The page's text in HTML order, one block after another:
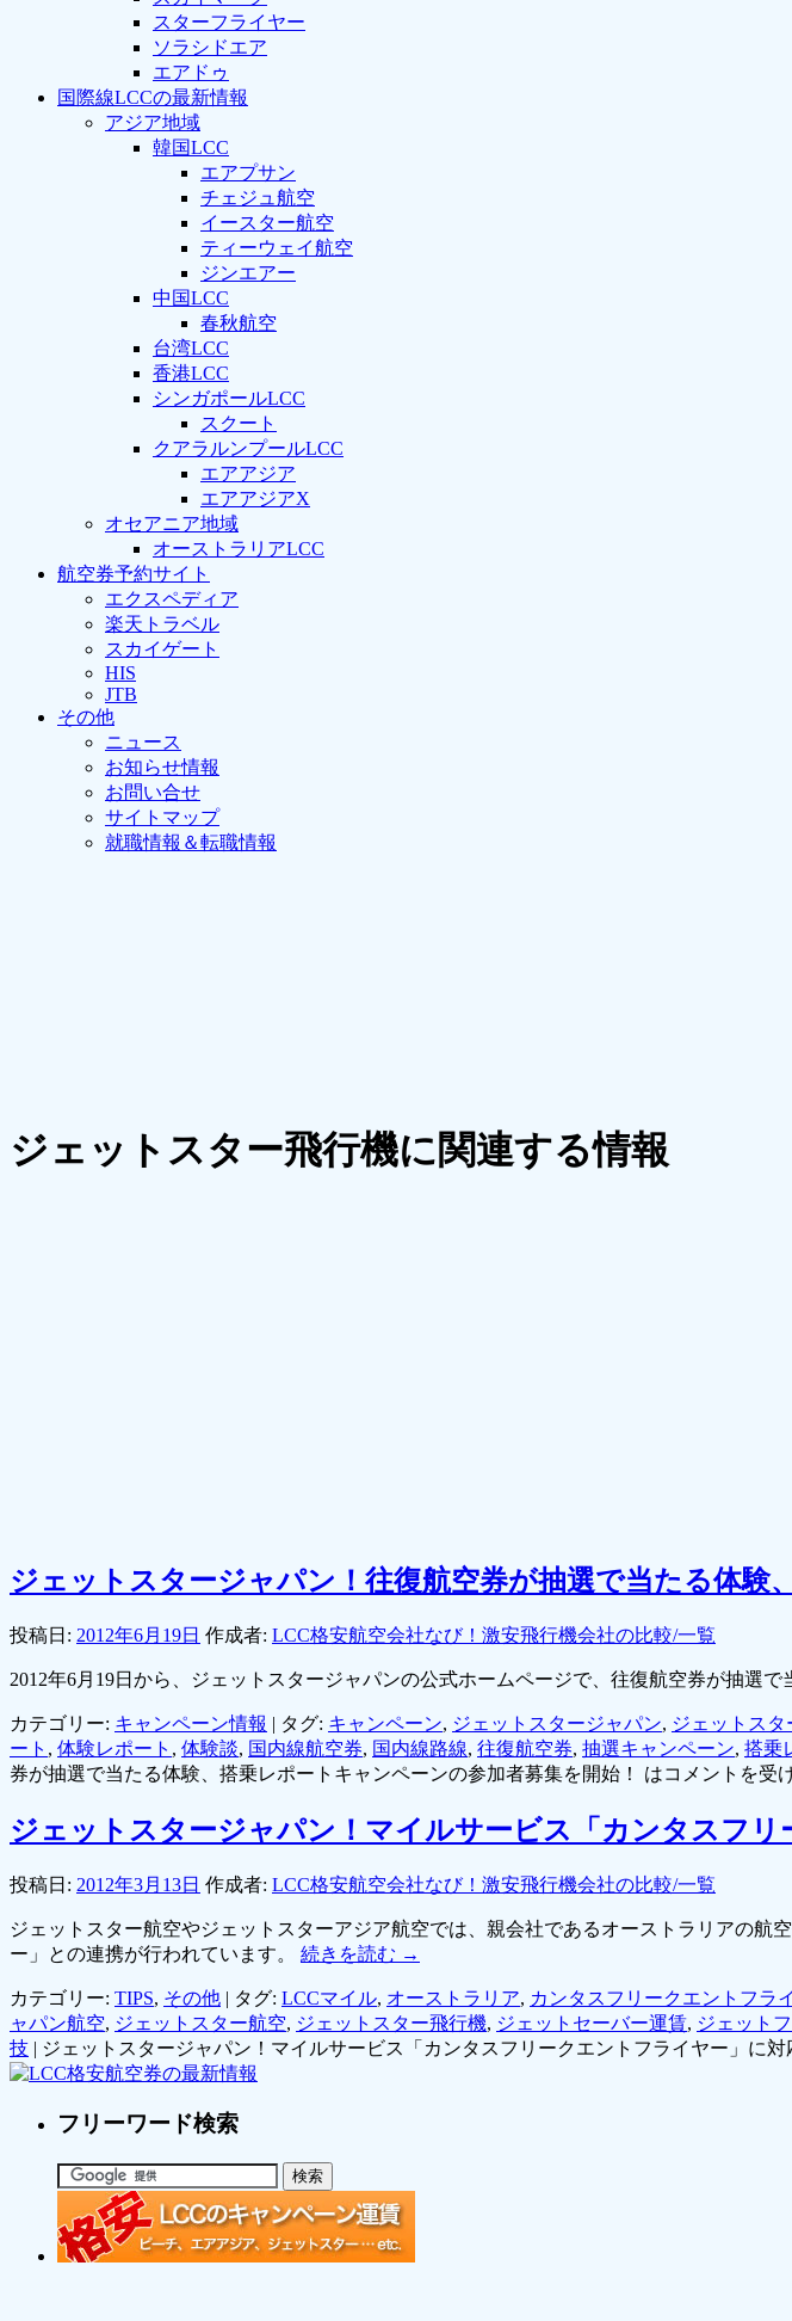
スターフライヤー
ソラシドエア
エアドゥ
国際線LCCの最新情報
アジア地域
韓国LCC
エアプサン
チェジュ航空
イースター航空
ティーウェイ航空
ジンエアー
中国LCC
春秋航空
台湾LCC
香港LCC
シンガポールLCC
スクート
クアラルンプールLCC
エアアジア
エアアジアX
オセアニア地域
オーストラリアLCC
航空券予約サイト
エクスペディア
楽天トラベル
スカイゲート
HIS
JTB
その他
ニュース
お知らせ情報
お問い合せ
サイトマップ
就職情報＆転職情報
ジェットスター飛行機に関連する情報
ジェットスタージャパン！往復航空券が抽選で当たる体験
投稿日: 2012年6月19日 作成者: LCC格安航空会社なび！激安飛行機会社の比較/一覧
2012年6月19日から、ジェットスタージャパンの公式ホームページで、往復航空券が抽選
カテゴリー: キャンペーン情報 | タグ: キャンペーン, ジェットスタージャパン, ジェットス
ート , 体験レポート , 体験談, 国内線航空券, 国内線路線, 往復航空券, 抽選キャンペーン, 搭乗
券が抽選で当たる体験、搭乗レポートキャンペーンの参加者募集を開始！ はコメントを受
ジェットスタージャパン！マイルサービス「カンタスフリ
投稿日: 2012年3月13日 作成者: LCC格安航空会社なび！激安飛行機会社の比較/一覧
ジェットスター航空やジェットスターアジア航空では、親会社であるオーストラリアの
ー」との連携が行われています。 続きを読む →
カテゴリー: TIPS, その他 | タグ: LCCマイル, オーストラリア, カンタスフリークエントフラ
ャパン航空, ジェットスター航空, ジェットスター飛行機, ジェットセーバー運賃, ジェット
技 | ジェットスタージャパン！マイルサービス「カンタスフリークエントフライヤー」に対
フリーワード検索